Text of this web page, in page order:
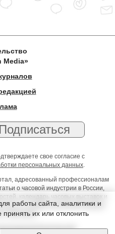
Media»
свое согласие с
персональных данных.
адресованный профессионалам
о часовой индустрии в России,
календарь часовых выставок и
юриста, профессиональный форум
и ювелиров
Издательства
работы сайта, аналитики и
их или отклонить